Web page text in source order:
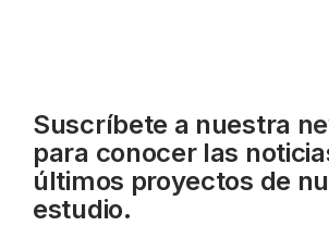
Suscríbete a nuestra
para conocer las
últimos proyectos de
estudio.